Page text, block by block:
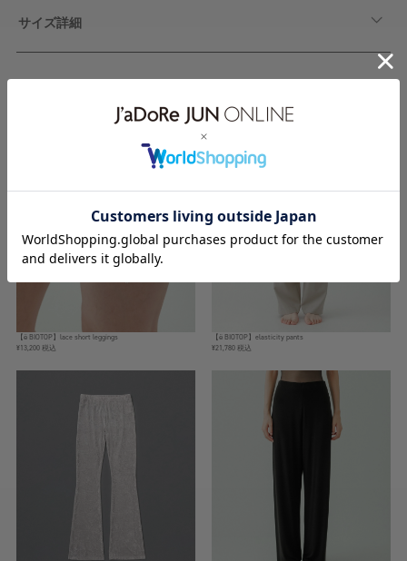
サイズ詳細
【ё BIOTOP】lace short leggings
¥13,200 税込
【ё BIOTOP】elasticity pants
¥21,780 税込